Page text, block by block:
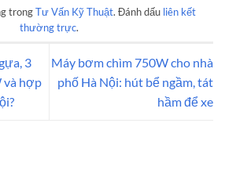
trongTư Vấn Kỹ Thuật. Đánh dấu liên kết
thường trực.
3
và hợp
Máy bơm chìm 750W cho nhà
phố Hà Nội: hút bể ngầm, tát
hầm để xe